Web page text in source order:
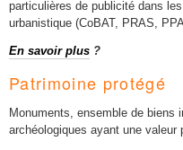
particulières de publicité dans
urbanistique (CoBAT, PRAS,
En savoir plus ?
Patrimoine protégé
Monuments, ensemble de biens
archéologiques ayant une valeur